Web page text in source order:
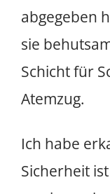
abgegeben
sie
Schicht für
Atemzug.
Ich habe
Sicherheit